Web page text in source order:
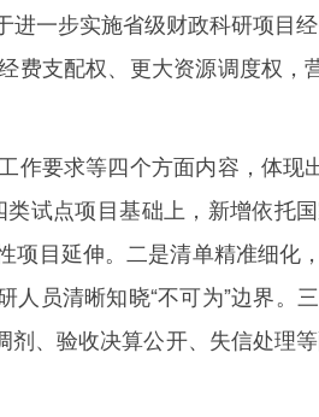
步实施省级财政科研项目经
费支配权、更大资源调度权
要求等四个方面内容，体现
试点项目基础上，新增依托
项目延伸。二是清单精准细化
人员清晰知晓“不可为”边界
、验收决算公开、失信处理